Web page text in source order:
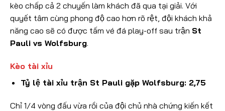
kèo chấp cả 2 chuyến làm khách đã qua tại giải. Với
quyết tâm cùng phong độ cao hơn rõ rệt, đội khách khả
năng cao sẽ có được tấm vé đá play-off sau trận St
Pauli vs Wolfsburg.
Kèo tài xỉu
Tỷ lệ tài xỉu trận St Pauli gặp Wolfsburg: 2,75
Chỉ 1/4 vòng đấu vừa rồi của đội chủ nhà chứng kiến kết